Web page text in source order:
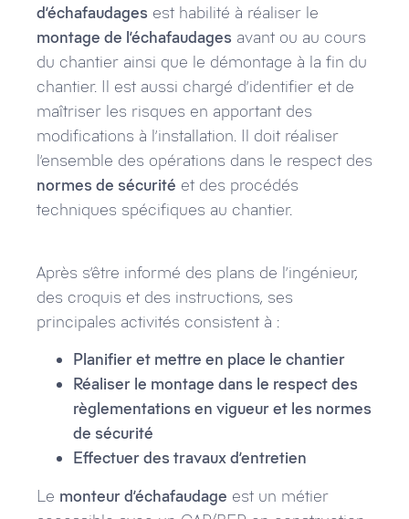
d’échafaudages est habilité à réaliser le
montage de l’échafaudages avant ou au cours
du chantier ainsi que le démontage à la fin du
chantier. Il est aussi chargé d’identifier et de
maîtriser les risques en apportant des
modifications à l’installation. Il doit réaliser
l’ensemble des opérations dans le respect des
normes de sécurité et des procédés
techniques spécifiques au chantier.
Après s’être informé des plans de l’ingénieur,
des croquis et des instructions, ses
principales activités consistent à :
Planifier et mettre en place le chantier
Réaliser le montage dans le respect des
règlementations en vigueur et les normes
de sécurité
Effectuer des travaux d’entretien
Le monteur d’échafaudage est un métier